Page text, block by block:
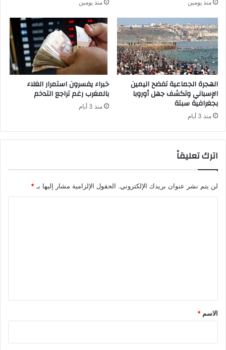
منذ يومين منذ يومين
الهجرة الجماعية تفضح اليمين
الإسباني وتكشف جهل أوروبا
بجغرافية سبتة
منذ 3 أيام
خبراء يفسرون استمرار الغلاء
بالمغرب رغم تراجع التدخم
منذ 3 أيام
اترك تعليقاً
لن يتم نشر عنوان بريدك الإلكتروني. الحقول الإلزامية مشار إليها بـ *
*
الاسم *